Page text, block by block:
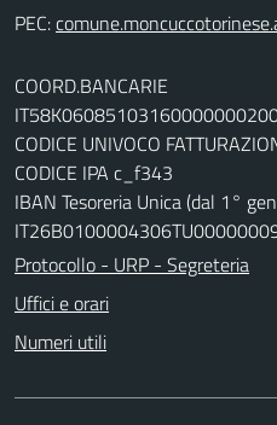
PEC:
COORD.BANCARIE
CODICE UNIVOCO
CODICE IPA c_f343
IBAN Tesoreria Unica (dal 1°
Protocollo - URP - Segreteria
Uffici e orari
Numeri utili